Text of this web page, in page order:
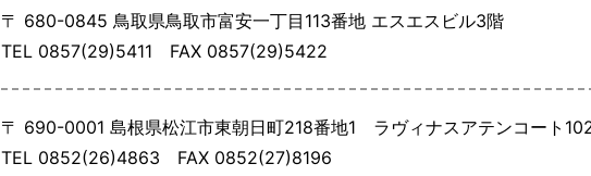
〒 680-0845 鳥取県鳥取市富安一丁目113番地 エスエスビル3階
TEL 0857(29)5411 FAX 0857(29)5422
〒 690-0001 島根県松江市東朝日町218番地1 ラヴィナスアテンコート
TEL 0852(26)4863 FAX 0852(27)8196